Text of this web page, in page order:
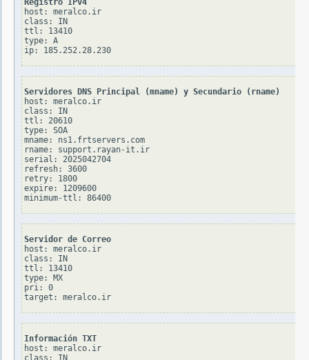
Registro IPv4
host: meralco.ir
class: IN
ttl: 13410
type: A
Servidores DNS Principal (mname) y Secundario (rname)
host: meralco.ir
class: IN
ttl: 20610
type: SOA
mname: ns1.frtservers.com
rname: support.rayan-it.ir
serial: 2025042704
refresh: 3600
retry: 1800
expire: 1209600
Servidor de Correo
host: meralco.ir
class: IN
ttl: 13410
type: MX
pri: 0
Información TXT
host: meralco.ir